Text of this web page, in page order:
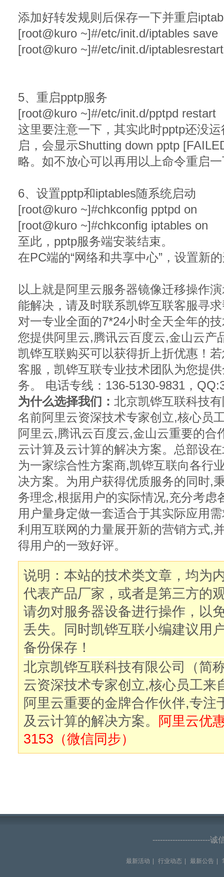
添加好转发规则后保存一下并重启
[root@kuro ~]#/etc/init.d/iptables save
[root@kuro ~]#/etc/init.d/iptablesrestart
5、重启pptp服务
[root@kuro ~]#/etc/init.d/pptpd restart
这里要注意一下，其实此时pptp还没
启，会显示Shutting down pptp
略。如不放心可以再用以上命令重启
6、设置pptp和iptables随系统启动
[root@kuro ~]#chkconfig pptpd on
[root@kuro ~]#chkconfig iptables on
至此，pptp服务端安装结束。
在PC端的“网络和共享中心”，设置新
以上就是阿里云服务器镜像迁移操作
能解决，请及时联系凯铧互联客服寻
对一专业全面的7*24小时全天全年的
您提供阿里云,腾讯云百度云,金山云产
凯铧互联购买可以获得折上折优惠！
客服，凯铧互联专业技术团队为您提
务。 电话专线：136-5130-9831，
为什么选择我们： 北京凯铧互联科技
名前阿里云资深技术专家创立,核心员
阿里云,腾讯云百度云,金山云重要的合
云计算及云计算的解决方案。总部设
为一家综合性方案商,凯铧互联向各行
决方案。为用户获得优质服务的同时,
务理念,根据用户的实际情况,充分考虑
用户量身定做一套适合于其实际应用
利用互联网的力量展开新的营销方式,
得用户的一致好评。
说明：本站的技术类文章，均为
代表产品厂家，或者是第三方的
请勿对服务器设备进行操作，以
丢失。同时凯铧互联小编建议用
备份保存！
北京凯铧互联科技有限公司（简
云资深技术专家创立,核心员工来
阿里云重要的金牌合作伙伴,专注
及云计算的解决方案。 阿里云优
3153（微信同步）
-----------------------诚
最新活动 行业动态 最新公告